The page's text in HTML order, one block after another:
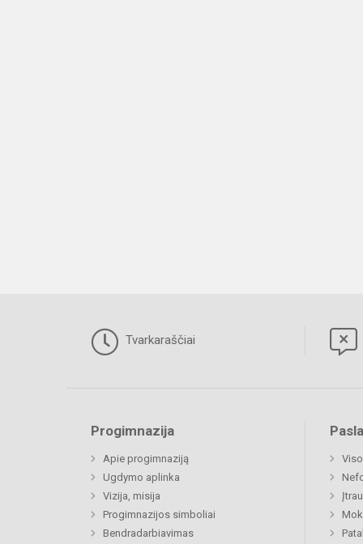
Tvarkaraščiai
Progimnazija
Apie progimnaziją
Ugdymo aplinka
Vizija, misija
Progimnazijos simboliai
Bendradarbiavimas